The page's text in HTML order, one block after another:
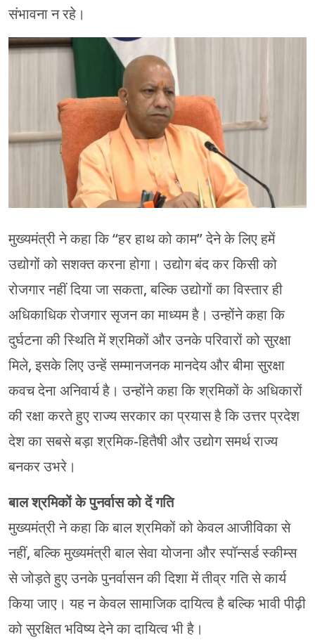
संभावना न रहे।
मुख्यमंत्री ने कहा कि “हर हाथ को काम” देने के लिए हमें
उद्योगों को सशक्त करना होगा। उद्योग बंद कर किसी को
रोजगार नहीं दिया जा सकता, बल्कि उद्योगों का विस्तार ही
अधिकाधिक रोजगार सृजन का माध्यम है। उन्होंने कहा कि
दुर्घटना की स्थिति में श्रमिकों और उनके परिवारों को सुरक्षा
मिले, इसके लिए उन्हें सम्मानजनक मानदेय और बीमा सुरक्षा
कवच देना अनिवार्य है। उन्होंने कहा कि श्रमिकों के अधिकारों
की रक्षा करते हुए राज्य सरकार का प्रयास है कि उत्तर प्रदेश
देश का सबसे बड़ा श्रमिक-हितैषी और उद्योग समर्थ राज्य
बनकर उभरे।
बाल श्रमिकों के पुनर्वास को दें गति
मुख्यमंत्री ने कहा कि बाल श्रमिकों को केवल आजीविका से
नहीं, बल्कि मुख्यमंत्री बाल सेवा योजना और स्पॉन्सर्ड स्कीम्स
से जोड़ते हुए उनके पुनर्वासन की दिशा में तीव्र गति से कार्य
किया जाए। यह न केवल सामाजिक दायित्व है बल्कि भावी पीढ़ी
को सुरक्षित भविष्य देने का दायित्व भी है।